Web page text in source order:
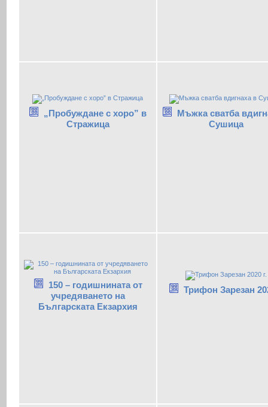
„Пробуждане с хоро” в
Стражица
Мъжка сватба
Сушица
150 – годишнината от
учредяването на
Българската Екзархия
Трифон Зарезан